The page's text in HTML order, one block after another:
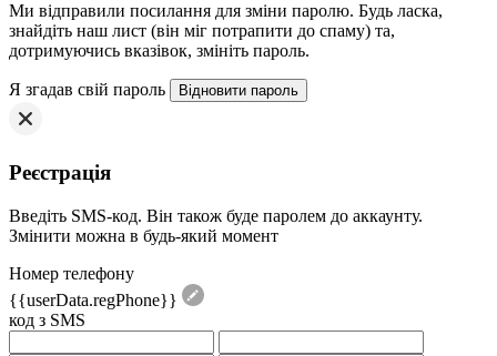
Mи відправили посилання для зміни паролю. Будь ласка,
знайдіть наш лист (він міг потрапити до спаму) та,
дотримуючись вказівок, змініть пароль.
Я згадав свій пароль
Реєстрація
Введіть SMS-код. Він також буде паролем до аккаунту.
Змінити можна в будь-який момент
Номер телефону
{{userData.regPhone}}
код з SMS